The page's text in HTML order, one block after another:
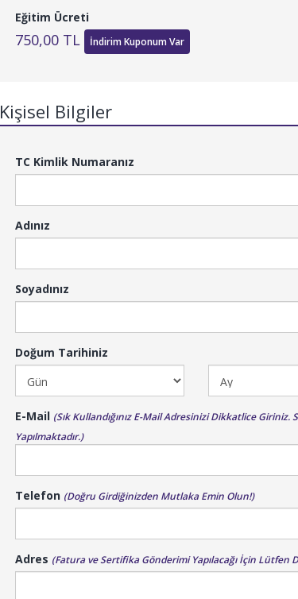
Eğitim Ücreti
750,00 TL İndirim Kuponum Var
Kişisel Bilgiler
TC Kimlik Numaranız
Adınız
Soyadınız
Doğum Tarihiniz
E-Mail (Sık Kullandığınız E-Mail Adresinizi Dikkatlice
Yapılmaktadır.)
Telefon (Doğru Girdiğinizden Mutlaka Emin Olun!)
Adres (Fatura ve Sertifika Gönderimi Yapılacağı İçin Lütfen